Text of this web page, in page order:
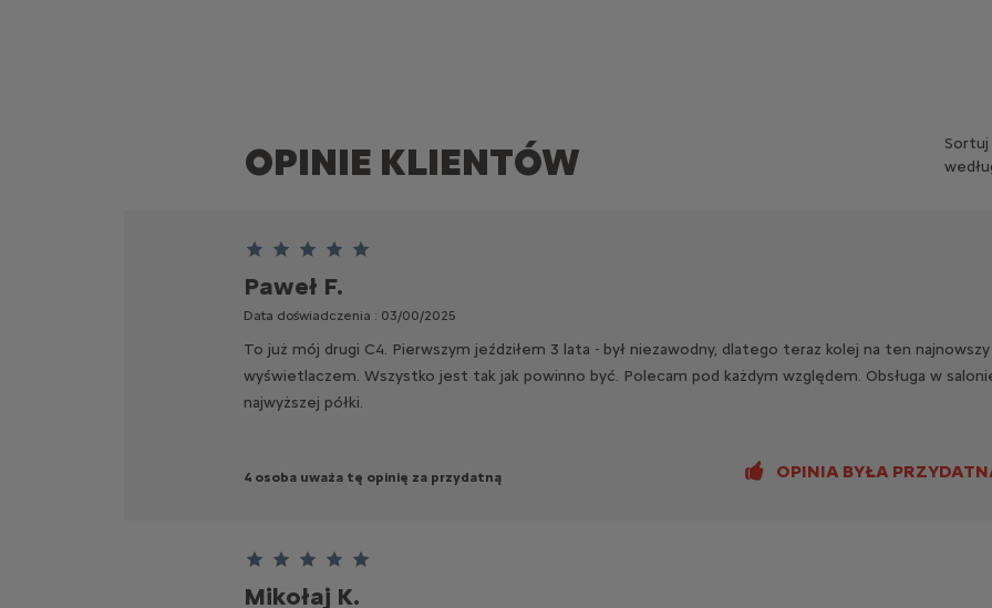
OPINIE KLIENTÓW
Sortuj
Ten klient przyznał 5 gwiazdki/ek
Paweł F.
Data doświadczenia : 03/00/2025
To już mój drugi C4. Pierwszym jeździłem 3 lata - był niezawodny, dlatego teraz kolej na ten
wyświetlaczem. Wszystko jest tak jak powinno być. Polecam pod każdym względem. Obsługa w
najwyższej półki.
4 osoba uważa tę opinię za przydatną OPINIA BYŁA
Ten klient przyznał 5 gwiazdki/ek
Mikołaj K.